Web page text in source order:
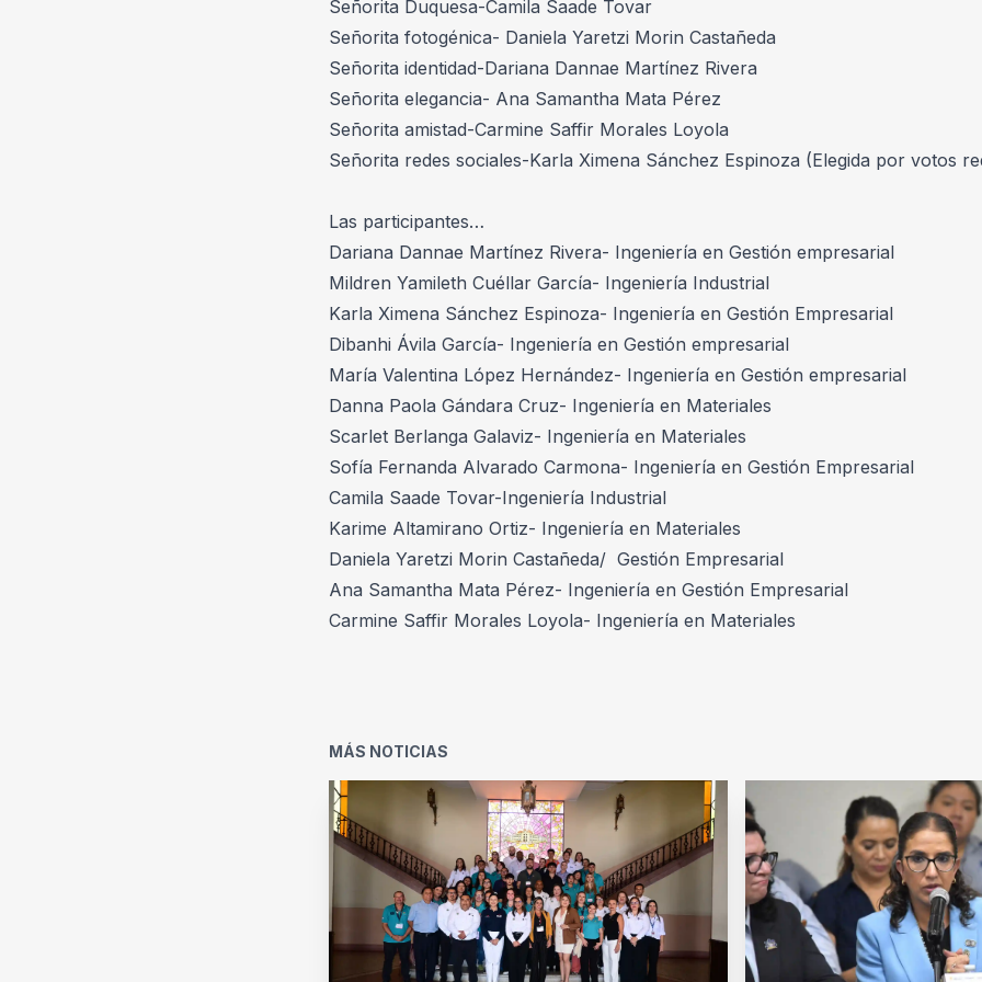
Señorita Duquesa-Camila Saade Tovar
Señorita fotogénica- Daniela Yaretzi Morin Castañeda
Señorita identidad-Dariana Dannae Martínez Rivera
Señorita elegancia- Ana Samantha Mata Pérez
Señorita amistad-Carmine Saffir Morales Loyola
Señorita redes sociales-Karla Ximena Sánchez Espinoza (Elegida por votos
Las participantes…
Dariana Dannae Martínez Rivera- Ingeniería en Gestión empresarial
Mildren Yamileth Cuéllar García- Ingeniería Industrial
Karla Ximena Sánchez Espinoza- Ingeniería en Gestión Empresarial
Dibanhi Ávila García- Ingeniería en Gestión empresarial
María Valentina López Hernández- Ingeniería en Gestión empresarial
Danna Paola Gándara Cruz- Ingeniería en Materiales
Scarlet Berlanga Galaviz- Ingeniería en Materiales
Sofía Fernanda Alvarado Carmona- Ingeniería en Gestión Empresarial
Camila Saade Tovar-Ingeniería Industrial
Karime Altamirano Ortiz- Ingeniería en Materiales
Daniela Yaretzi Morin Castañeda/  Gestión Empresarial
Ana Samantha Mata Pérez- Ingeniería en Gestión Empresarial
Carmine Saffir Morales Loyola- Ingeniería en Materiales
MÁS NOTICIAS